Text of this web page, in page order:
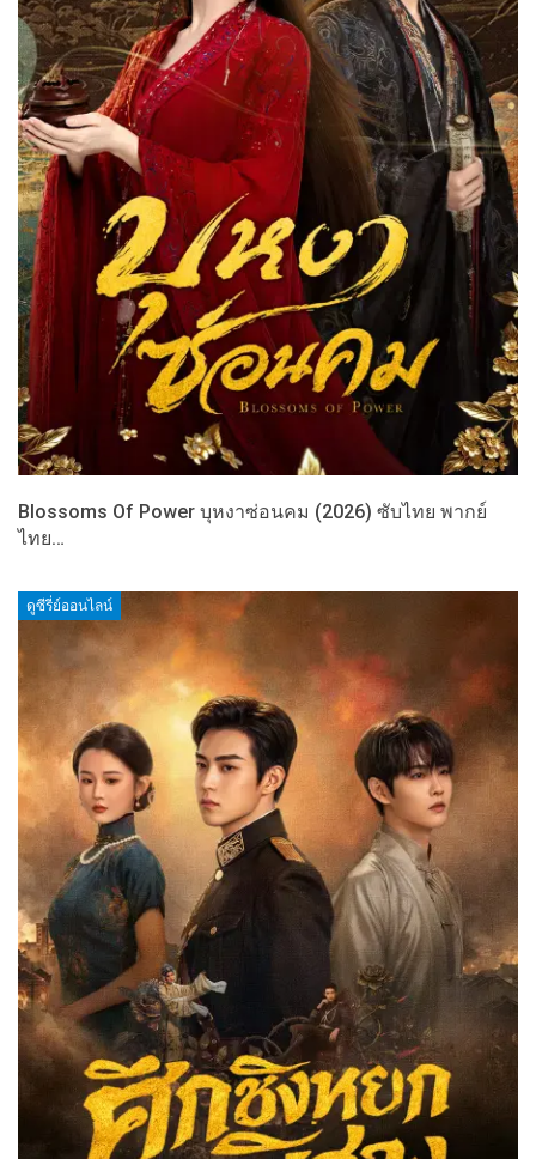
Blossoms Of Power บุหงาซ่อนคม (2026) ซับไทย พากย์
ไทย…
ดูซีรี่ย์ออนไลน์